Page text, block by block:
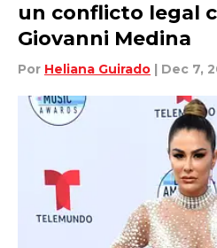
un conflicto legal
Giovanni Medina
Por Heliana Guirado | Dec 7,